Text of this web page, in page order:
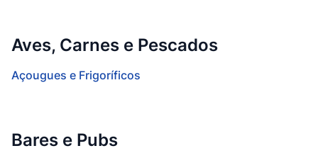
Aves, Carnes e Pescados
Açougues e Frigoríficos
Bares e Pubs